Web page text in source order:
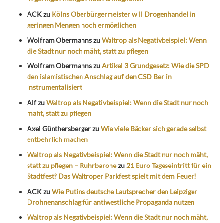
ACKzu Kölns Oberbürgermeister will Drogenhandel in
geringen Mengen noch ermöglichen
Wolfram ObermannszuWaltrop als Negativbeispiel: Wenn
die Stadt nur noch mäht, statt zu pflegen
Wolfram ObermannszuArtikel 3 Grundgesetz: Wie die SPD
den islamistischen Anschlag auf den CSD Berlin
instrumentalisiert
AlfzuWaltrop als Negativbeispiel: Wenn die Stadt nur noch
mäht, statt zu pflegen
Axel GünthersbergerzuWie viele Bäcker sich gerade selbst
entbehrlich machen
Waltrop als Negativbeispiel: Wenn die Stadt nur noch mäht,
statt zu pflegen – Ruhrbaronezu 21 Euro Tageseintritt für ein
Stadtfest? Das Waltroper Parkfest spielt mit dem Feuer!
ACKzuWie Putins deutsche Lautsprecher den Leipziger
Drohnenanschlag für antiwestliche Propaganda nutzen
Waltrop als Negativbeispiel: Wenn die Stadt nur noch mäht,